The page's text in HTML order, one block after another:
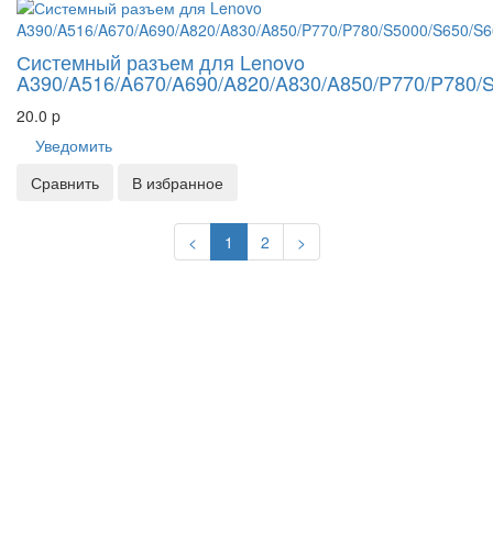
Системный разъем для Lenovo
A390/A516/A670/A690/A820/A830/A850/P770/P780/
20.0 p
Уведомить
Сравнить
В избранное
<Previous
1 2 >Next